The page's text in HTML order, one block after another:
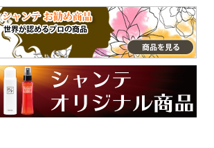
うございます♡ 大
切なご家族との毎
日にラプナットを
取り入れていただ
けてとても嬉しい
です✨ やさしい使
い心地や自然な香
りを感じていただ
けたら幸いです。
くれます😄 普段使
ってるクリームと
違った手肌フォー
ム、是非、試して
グラム @syante.o
nline 商品サイト h
ttps://www.syante-